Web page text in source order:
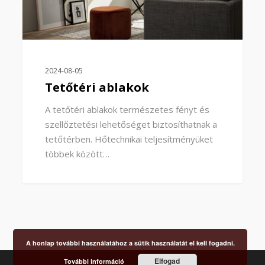
2024-08-05
Tetőtéri ablakok
A tetőtéri ablakok természetes fényt és
szellőztetési lehetőséget biztosíthatnak a
tetőtérben. Hőtechnikai teljesítményüket
többek között…
A honlap további használatához a sütik használatát el kell fogadni.
További információ Elfogad